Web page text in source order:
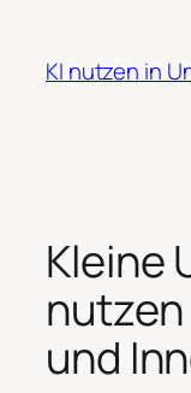
springen
KI nutzen in
Kleine
und